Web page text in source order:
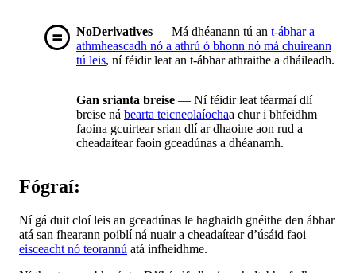
NoDerivatives — Má dhéanann tú an t-ábhar a
athmheascadh nó a athrú ó bhonn nó má chuireann
tú leis, ní féidir leat an t-ábhar athraithe a dháileadh.
Gan srianta breise — Ní féidir leat téarmaí dlí
breise ná bearta teicneolaíochaa chur i bhfeidhm
faoina gcuirtear srian dlí ar dhaoine aon rud a
cheadaítear faoin gceadúnas a dhéanamh.
Fógraí:
Ní gá duit cloí leis an gceadúnas le haghaidh gnéithe den ábhar
atá san fhearann poiblí ná nuair a cheadaítear d’úsáid faoi
eisceacht nó teorannú atá infheidhme.